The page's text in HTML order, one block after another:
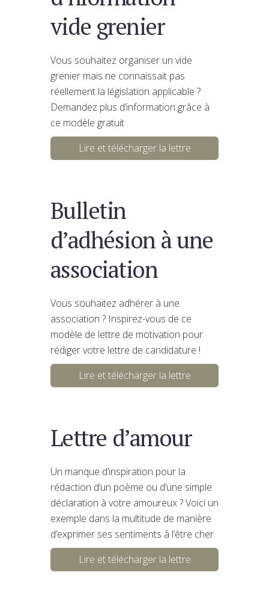
vide grenier
Vous souhaitez organiser un vide
grenier mais ne connaissait pas
réellement la législation applicable ?
Demandez plus d’information grâce à
ce modèle gratuit
Lire et télécharger la lettre
Bulletin
d’adhésion à une
association
Vous souhaitez adhérer à une
association ? Inspirez-vous de ce
modèle de lettre de motivation pour
rédiger votre lettre de candidature !
Lire et télécharger la lettre
Lettre d’amour
Un manque d’inspiration pour la
rédaction d’un poème ou d’une simple
déclaration à votre amoureux ? Voici un
exemple dans la multitude de manière
d’exprimer ses sentiments à l’être cher
Lire et télécharger la lettre